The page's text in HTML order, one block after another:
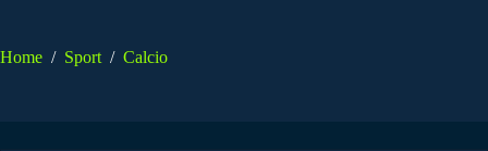
Home / Sport / Calcio